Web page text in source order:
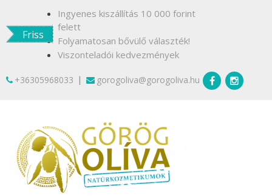
contentFriss
Ingyenes kiszállítás 10 000 forint
felett
Folyamatosan bővülő választék!
Viszonteladói kedvezmények
+36305968033 | gorogoliva@gorogoliva.hu